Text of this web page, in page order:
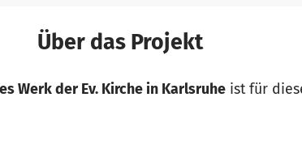
Über das Projekt
Werk der Ev. Kirche in Karlsruheist für